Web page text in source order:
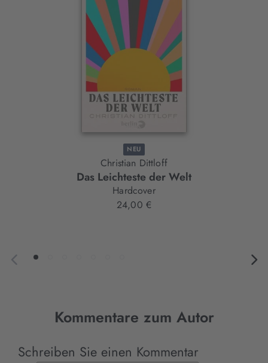
NEU
Christian Dittloff
Das Leichteste der Welt
Hardcover
24,00 €
Kommentare zum Autor
Schreiben Sie einen Kommentar